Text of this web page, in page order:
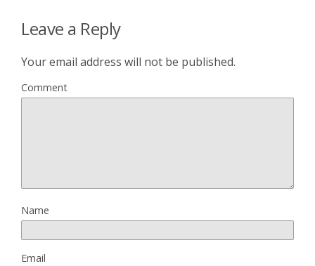
Leave a Reply
Your email address will not be published.
Comment
Name
Email